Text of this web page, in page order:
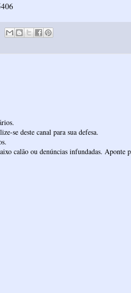
se deste canal para sua defesa.
calão ou denúncias infundadas. Aponte